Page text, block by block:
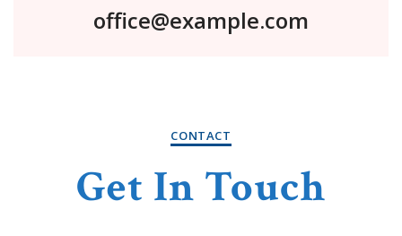
office@example.com
CONTACT
Get In Touch